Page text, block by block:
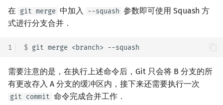
在 git merge 中加入 --squash 参数即可使用 Squash 方
式进行分支合并．
1 $ git merge <branch>
需要注意的是，在执行上述命令后，Git 只会将 B 分支的所
有更改存入 A 分支的缓冲区内，接下来还需要执行一次
git commit 命令完成合并工作．